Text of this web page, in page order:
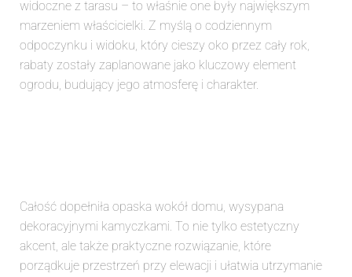
widoczne z tarasu – to właśnie one były największym
marzeniem właścicielki. Z myślą o codziennym
odpoczynku i widoku, który cieszy oko przez cały rok,
rabaty zostały zaplanowane jako kluczowy element
ogrodu, budujący jego atmosferę i charakter.
Całość dopełniła opaska wokół domu, wysypana
dekoracyjnymi kamyczkami. To nie tylko estetyczny
akcent, ale także praktyczne rozwiązanie, które
porządkuje przestrzeń przy elewacji i ułatwia utrzymanie